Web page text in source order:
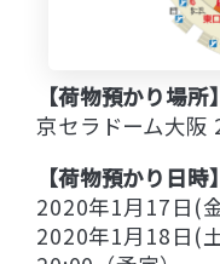
【荷物預かり場所】
京セラドーム大阪
【荷物預かり日時】
2020年1月17日(
2020年1月18日(